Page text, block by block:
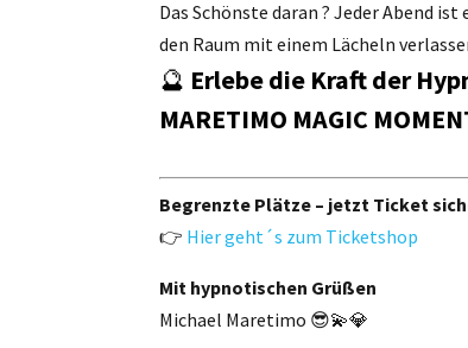
Das Schönste daran ? Jeder Abend
den Raum mit einem Lächeln
🔮 Erlebe die Kraft der
MARETIMO MAGIC
Begrenzte Plätze – jetzt Ticket
👉 Hier geht´s zum Ticketshop
Mit hypnotischen Grüßen
Michael Maretimo 😎💫💎